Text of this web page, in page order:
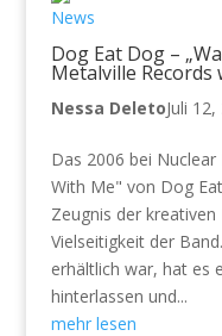
News
Dog Eat Dog –
Metalville
Nessa DeletoJuli
Das 2006 bei
With Me" von Dog
Zeugnis der
Vielseitigkeit der
erhältlich war, hat es
hinterlassen und...
mehr lesen